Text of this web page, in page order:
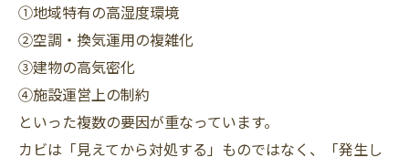
①地域特有の高湿度環境
②空調・換気運用の複雑化
③建物の高気密化
④施設運営上の制約
といった複数の要因が重なっています。
カビは「見えてから対処する」ものではなく、「発生し